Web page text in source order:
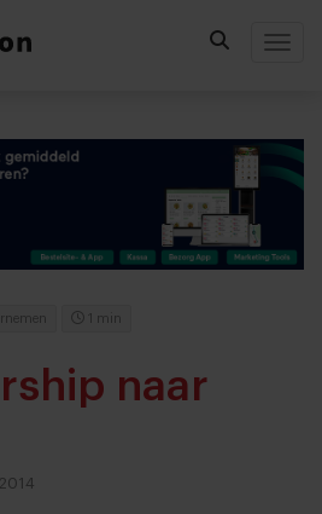
1 min
naar